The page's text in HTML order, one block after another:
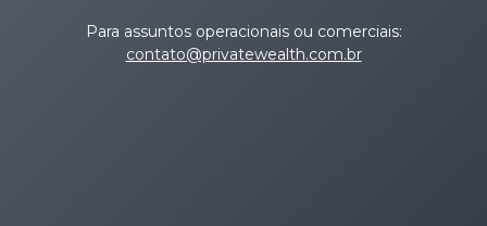
Para assuntos operacionais ou comerciais:
contato@privatewealth.com.br